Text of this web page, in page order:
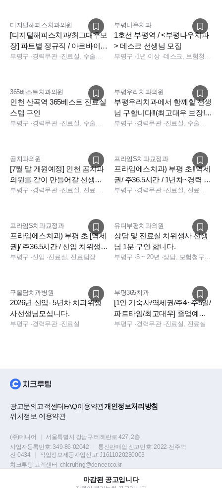
마감된 공고입니다
디지털해피스치과의원
[디지털해피스치과/최고대우보
장] 파트별 정규직 / 아르바이트
모집합니다.
부평구 ·경력무관· 진료실, 수술실, 데스크, 수술실
부평나우치과
1호선 부평역 / <부평나우치과
> 데스크 선생님 모집
부평구 ·1년 이상 · 데스크, 보험청구, 데스크, 보험청구, 데스크, 보험청구
365베스트치과의원
인천 산곡역 365베스트 진료실
스텝 구인
부평구 ·경력무관· 진료실, 수술실, 상담, 진료실, 수술실, 소독실
부평우리치과의원
부평우리치과에서 함께할 선생
님 구합니다!!(최고대우 보장!!
아르바이트도 환영!!)
부평구 ·경력무관· 진료실, 수술실, 진료실, 수술실
곰치과의원
[7월 말 개원예정] 인천 곰치과
의원를 같이 만들어갈 선생님
들을 기다립니다.
부평구 ·경력무관· 진료실, 진료팀장, 데스크, 상담, 실장, 보험청구, 데스크, 전화응대(CS)
프라임S치과교정과
프라임에스치과) 부평 초!!역세
권/ 주36.5시간 / 1년차~경력 치
위생사 채용공고
부평구 ·경력무관· 진료실, 진료팀장, 상담, 실장, 총괄실장, 보험청구
프라임S치과교정과
프라임에스치과) 부평 초 [역세
권]/ 주36.5시간 / 신입 치위생사
채용공고
부평구 ·신입 ·진료실, 진료팀장
유디부평치과의원
상담 및 진료실 치위생사 선생
님 1분 구인 합니다.
부평구 ·5 ~ 20년 · 상담, 보험청구, 진료팀장
구올담치과병원
2026년 신입- 5년차 치과위생
사선생님모십니다.
부평구 ·경력무관·진료실
부평365치과
[1인 기숙사/역세권/주4~주5일/
파트타임/최고대우] 졸업예정
자,경력직 진료실 모십니다!
부평구 ·경력무관·진료실, 진료실
광고문의고객센터FAQ이용약관개인정보처리방침
위치정보 이용약관
(주)데니어
서울특별시 강남구 테헤란로 427, 2층
사업자등록번호:349-86-02042 통신판매업 신고번호:2022-전주덕
진-0434
직업정보제공사업신고:J1611020230003
치크루팅 고객센터 chicruiting@deneer.co.kr
Copyright © DENEER Corp. all rights reserved.